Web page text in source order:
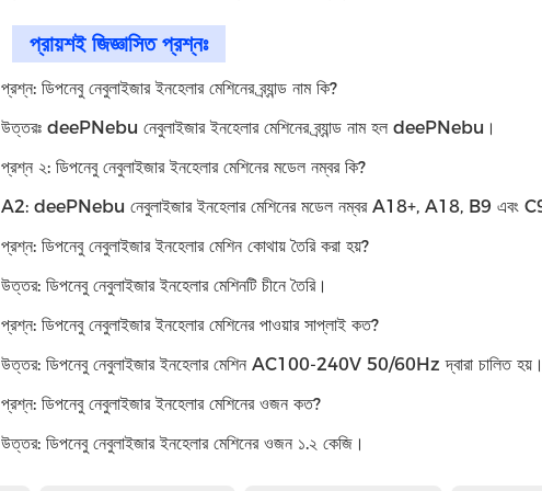
প্রায়শই জিজ্ঞাসিত প্রশ্নঃ
প্রশ্ন: ডিপনেবু নেবুলাইজার ইনহেলার মেশিনের ব্র্যান্ড নাম কি?
উত্তরঃ deePNebu নেবুলাইজার ইনহেলার মেশিনের ব্র্যান্ড নাম হল deePNebu।
প্রশ্ন ২: ডিপনেবু নেবুলাইজার ইনহেলার মেশিনের মডেল নম্বর কি?
A2: deePNebu নেবুলাইজার ইনহেলার মেশিনের মডেল নম্বর A18+, A18, B9 এবং
প্রশ্ন: ডিপনেবু নেবুলাইজার ইনহেলার মেশিন কোথায় তৈরি করা হয়?
উত্তর: ডিপনেবু নেবুলাইজার ইনহেলার মেশিনটি চীনে তৈরি।
প্রশ্ন: ডিপনেবু নেবুলাইজার ইনহেলার মেশিনের পাওয়ার সাপ্লাই কত?
উত্তর: ডিপনেবু নেবুলাইজার ইনহেলার মেশিন AC100-240V 50/60Hz দ্বারা চালিত হয়।
প্রশ্ন: ডিপনেবু নেবুলাইজার ইনহেলার মেশিনের ওজন কত?
উত্তর: ডিপনেবু নেবুলাইজার ইনহেলার মেশিনের ওজন ১.২ কেজি।